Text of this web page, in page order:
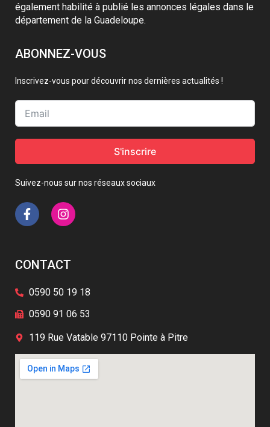
également habilité à publié les annonces légales dans le
département de la Guadeloupe.
ABONNEZ-VOUS
Inscrivez-vous pour découvrir nos dernières actualités !
S'inscrire
Suivez-nous sur nos réseaux sociaux
CONTACT
0590 50 19 18
0590 91 06 53
119 Rue Vatable 97110 Pointe à Pitre